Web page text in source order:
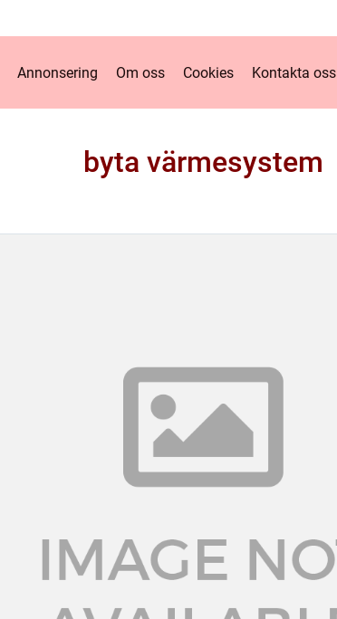
Annonsering Om oss Cookies Kontakta oss
byta värmesystem